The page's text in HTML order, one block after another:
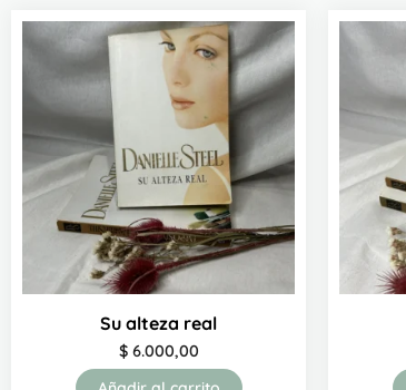
Su alteza real
$6.000,00